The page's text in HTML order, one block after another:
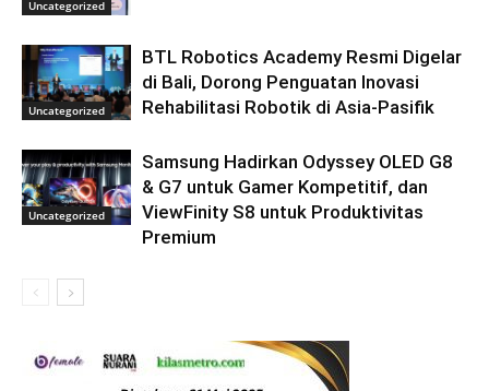
Uncategorized
Uncategorized
BTL Robotics Academy Resmi Digelar
di Bali, Dorong Penguatan Inovasi
Rehabilitasi Robotik di Asia-Pasifik
Uncategorized
Samsung Hadirkan Odyssey OLED G8
& G7 untuk Gamer Kompetitif, dan
ViewFinity S8 untuk Produktivitas
Premium